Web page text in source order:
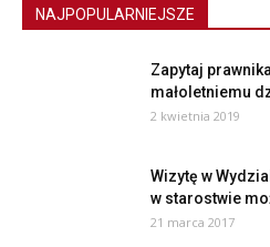
NAJPOPULARNIEJSZE
Zapytaj
małoletniemu
2 kwietnia 2019
Wizytę w
w starostwie
21 marca 2017